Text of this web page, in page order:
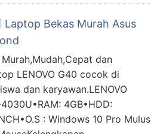
Laptop Bekas Murah Asus
dan
LENOVO G40 cocok di
dan karyawan.LENOVO
4GB•HDD:
: Windows 10 Pro Mulus